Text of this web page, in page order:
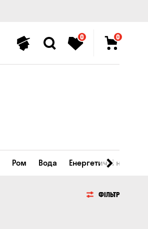
0 0
Ром Вода Енергетичні напої
ФІЛЬТР